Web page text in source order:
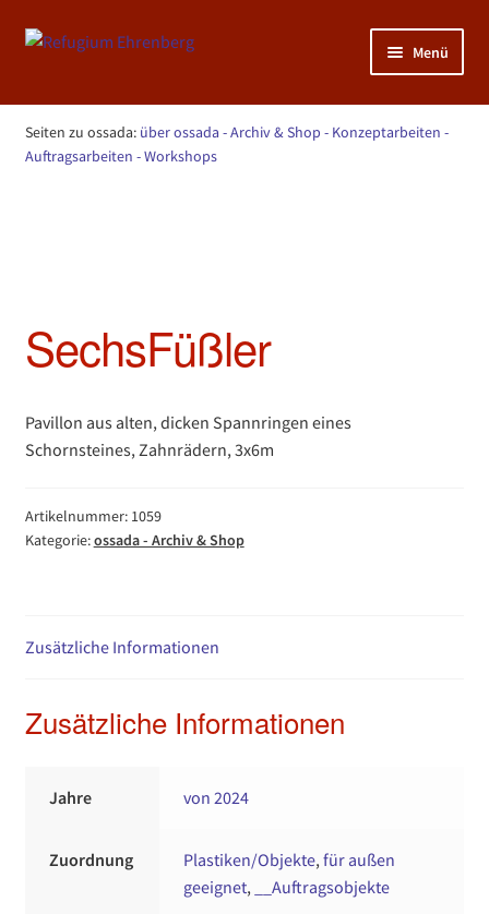
Zur
Zum
Menü
NATUR: KunstGarten >>>
öffnen
MENSCH: Sportraum >>>
Seiten zu ossada: über ossada - Archiv & Shop - Konzeptarbeiten -
Auftragsarbeiten - Workshops
SechsFüßler
Pavillon aus alten, dicken Spannringen eines
Schornsteines, Zahnrädern, 3x6m
Artikelnummer: 1059
Kategorie:ossada - Archiv & Shop
Zusätzliche Informationen
Zusätzliche Informationen
Jahre von 2024
Zuordnung Plastiken/Objekte,für außen
geeignet, __Auftragsobjekte